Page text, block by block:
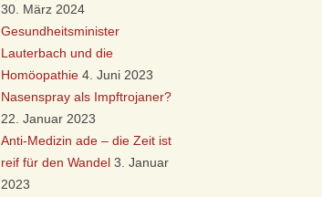
30. März 2024
Gesundheitsminister
Lauterbach und die
Homöopathie 4. Juni 2023
Nasenspray als Impftrojaner?
22. Januar 2023
Anti-Medizin ade – die Zeit ist
reif für den Wandel 3. Januar
2023